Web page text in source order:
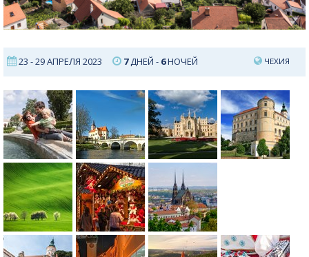
23 - 29 АПРЕЛЯ 2023 7ДНЕЙ - 6НОЧЕЙ ЧЕХИЯ